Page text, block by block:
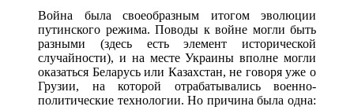
Война была своеобразным итогом эволюции
путинского режима. Поводы к войне могли быть
разными (здесь есть элемент исторической
случайности), и на месте Украины вполне могли
оказаться Беларусь или Казахстан, не говоря уже о
Грузии, на которой отрабатывались военно-
политические технологии. Но причина была одна: